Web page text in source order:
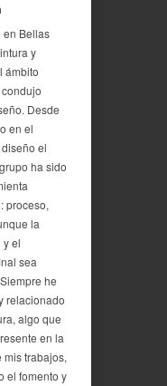
en Bellas
y
ámbito
Desde
en el
el
ha sido
proceso,
la
y el
sea
he
relacionado
algo que
en la
mis trabajos,
el fomento y